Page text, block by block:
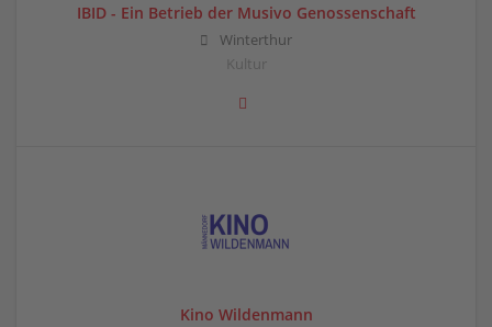
IBID - Ein Betrieb der Musivo Genossenschaft
Winterthur
Kultur
Kino Wildenmann